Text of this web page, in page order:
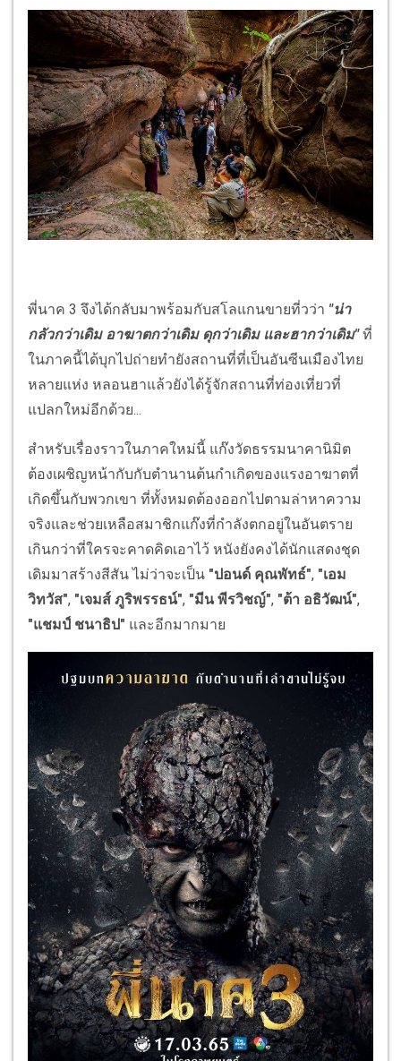
พี่นาค 3 จึงได้กลับมาพร้อมกับสโลแกนขายที่วว่า "น่า
กลัวกว่าเดิม อาฆาตกว่าเดิม ดุกว่าเดิม และฮากว่าเดิม"ที่
ในภาคนี้ได้บุกไปถ่ายทำยังสถานที่ที่เป็นอันซีนเมืองไทย
หลายแห่ง หลอนฮาแล้วยังได้รู้จักสถานที่ท่องเที่ยวที่
แปลกใหม่อีกด้วย...
สำหรับเรื่องราวในภาคใหม่นี้ แก๊งวัดธรรมนาคานิมิต
ต้องเผชิญหน้ากับกับตำนานต้นกำเกิดของแรงอาฆาตที่
เกิดขึ้นกับพวกเขา ที่ทั้งหมดต้องออกไปตามล่าหาความ
จริงและช่วยเหลือสมาชิกแก๊งที่กำลังตกอยู่ในอันตราย
เกินกว่าที่ใครจะคาดคิดเอาไว้ หนังยังคงได้นักแสดงชุด
เดิมมาสร้างสีสัน ไม่ว่าจะเป็น "ปอนด์ คุณพัทธ์", "เอม
วิทวัส", "เจมส์ ภูริพรรธน์", "มีน พีรวิชญ์", "ต้า อธิวัฒน์",
"แชมป์ ชนาธิป" และอีกมากมาย